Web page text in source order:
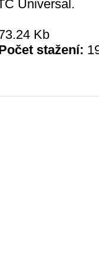
Universal.
Kb
stažení: